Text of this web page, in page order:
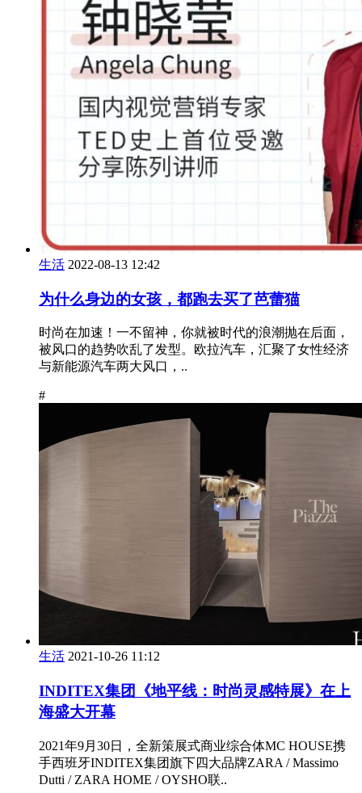
生活 2022-08-13 12:42
为什么身边的女孩，都跑去买了芭蕾猫
时尚在加速！一不留神，你就被时代的浪潮抛在后面，
被风口的趋势吹乱了发型。欧拉汽车，汇聚了女性经济
与新能源汽车两大风口，..
#
生活 2021-10-26 11:12
INDITEX集团《地平线：时尚灵感特展》在上
海盛大开幕
2021年9月30日，全新策展式商业综合体MC HOUSE携
手西班牙INDITEX集团旗下四大品牌ZARA / Massimo
Dutti / ZARA HOME / OYSHO联..